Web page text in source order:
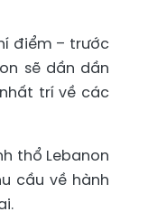
điểm – trước
sẽ dần dần
trí về các
thổ Lebanon
cầu về hành